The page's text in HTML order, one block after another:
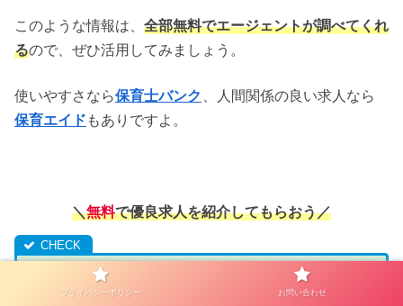
このような情報は、 全部無料でエージェントが調べてくれ
るので、ぜひ活用してみましょう。
使いやすさなら保育士バンク 、人間関係の良い求人なら
保育エイド もありですよ。
＼無料で優良求人を紹介してもらおう／
完全無料・1分かんたん登録
プライバシーポリシー お問い合わせ